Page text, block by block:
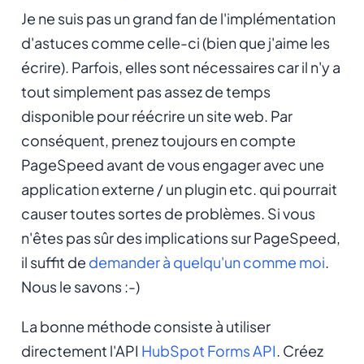
Je ne suis pas un grand fan de l'implémentation
d'astuces comme celle-ci (bien que j'aime les
écrire). Parfois, elles sont nécessaires car il n'y a
tout simplement pas assez de temps
disponible pour réécrire un site web. Par
conséquent, prenez toujours en compte
PageSpeed avant de vous engager avec une
application externe / un plugin etc. qui pourrait
causer toutes sortes de problèmes. Si vous
n'êtes pas sûr des implications sur PageSpeed,
il suffit de demander à quelqu'un comme moi.
Nous le savons :-)
La bonne méthode consiste à utiliser
directement l'API HubSpot Forms API. Créez